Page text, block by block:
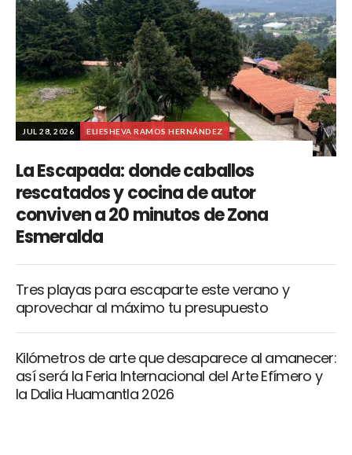
JUL 28, 2026 ELIESHEVA RAMOS HERNÁNDEZ
La Escapada: donde caballos
rescatados y cocina de autor
conviven a 20 minutos de Zona
Esmeralda
Tres playas para escaparte este verano y
aprovechar al máximo tu presupuesto
Kilómetros de arte que desaparece al amanecer:
así será la Feria Internacional del Arte Efímero y
la Dalia Huamantla 2026